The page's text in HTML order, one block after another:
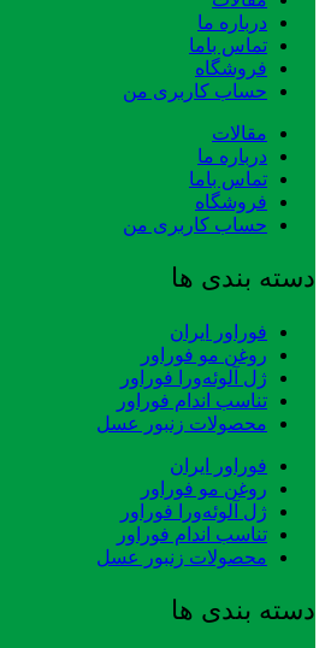
درباره ما
تماس باما
فروشگاه
حساب کاربری من
مقالات
درباره ما
تماس باما
فروشگاه
حساب کاربری من
دسته بندی ها
فوراور ایران
روغن مو فوراور
ژل آلوئه‌ورا فوراور
تناسب اندام فوراور
محصولات زنبور عسل
فوراور ایران
روغن مو فوراور
ژل آلوئه‌ورا فوراور
تناسب اندام فوراور
محصولات زنبور عسل
دسته بندی ها